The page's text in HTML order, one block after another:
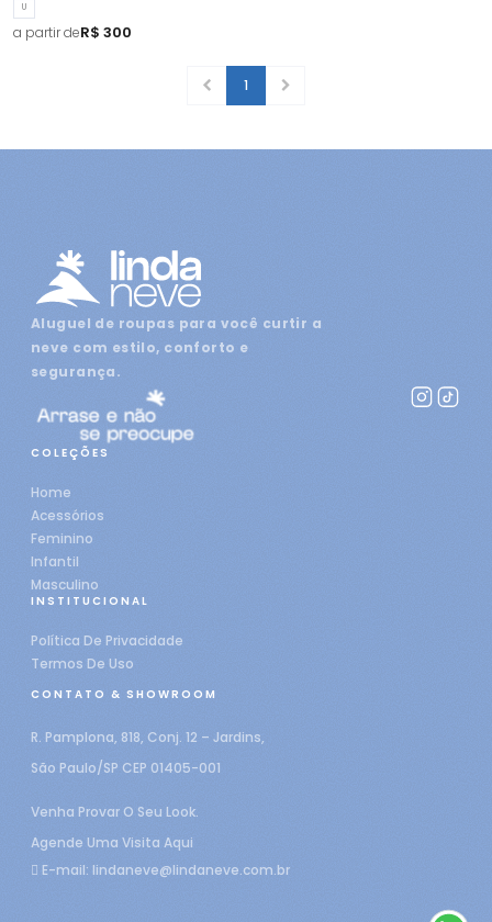
U
a partir deR$ 300
1
Aluguel de roupas para você curtir a
neve com estilo, conforto e
segurança.
COLEÇÕES
Home
Acessórios
Feminino
Infantil
Masculino
INSTITUCIONAL
Política De Privacidade
Termos De Uso
CONTATO & SHOWROOM
R. Pamplona, 818, Conj. 12 – Jardins,
São Paulo/SP CEP 01405-001
Venha Provar O Seu Look.
Agende Uma Visita Aqui
E-mail: lindaneve@lindaneve.com.br